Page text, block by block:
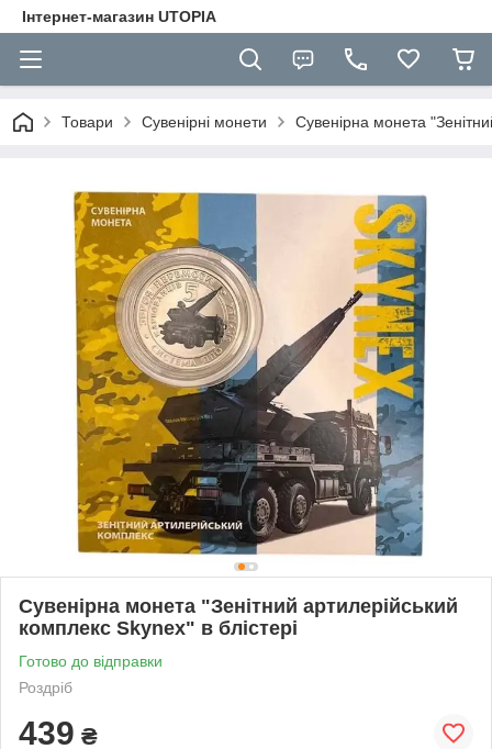
Інтернет-магазин UTOPIA
Товари Сувенірні монети Сувенірна монета
Сувенірна монета "Зенітний артилерійський
комплекс Skynex" в блістері
Готово до відправки
Роздріб
439 ₴